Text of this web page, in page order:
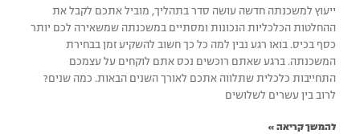
ייעוץ למשכנתה חדשה עושה סדר בתהליך, מוביל אתכם לקבל את
ההחלטות הכלכליות הנכונות ומסתיים במשכנתה שמשאירה לכם יותר
כסף בכיס. בואו רגע נבין למה כל כך חשוב להשקיע זמן בבחירת
המשכנתה. ברגע שאתם רוכשים נכס אתם לוקחים על עצמכם
התחייבות כלכלית שתלווה אתכם לאורך השנים הבאות. כמה שנים?
לרוב בין עשרים לשלושים
להמשך קריאה »